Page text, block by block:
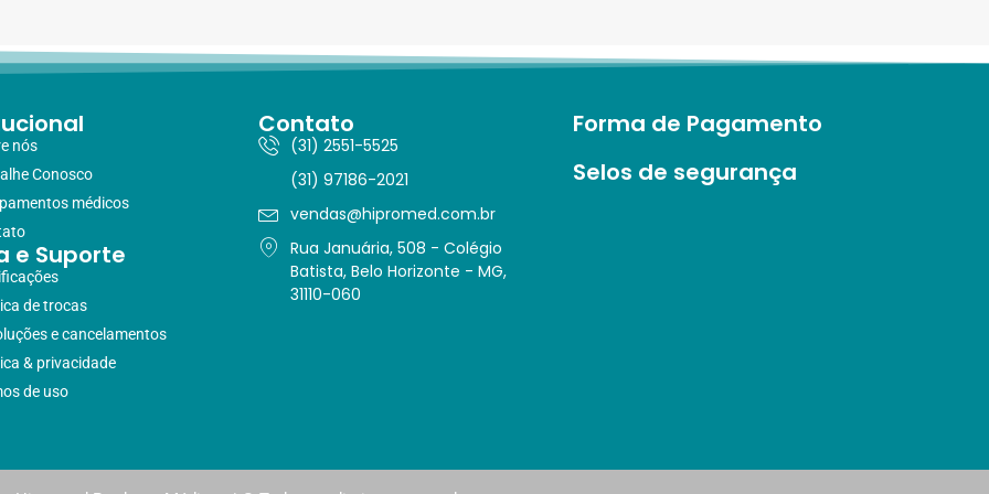
nós
Conosco
médicos
e Suporte
de trocas
e cancelamentos
& privacidade
de uso
Contato
(31) 2551-5525
(31) 97186-2021
vendas@hipromed.com.br
Rua Januária, 508 - Colégio
Batista, Belo Horizonte - MG,
31110-060
Forma de Pagamento
Selos de segurança